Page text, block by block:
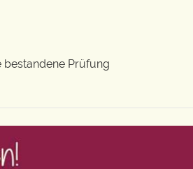
bestandene Prüfung